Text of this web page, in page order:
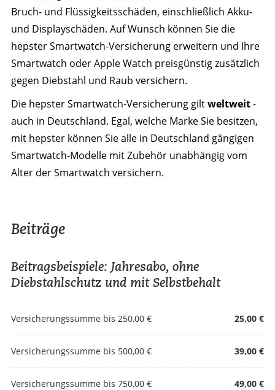
Bruch- und Flüssigkeitsschäden, einschließlich Akku-
und Displayschäden. Auf Wunsch können Sie die
hepster Smartwatch-Versicherung erweitern und Ihre
Smartwatch oder Apple Watch preisgünstig zusätzlich
gegen Diebstahl und Raub versichern.
Die hepster Smartwatch-Versicherung giltweltweit-
auch in Deutschland. Egal, welche Marke Sie besitzen,
mit hepster können Sie alle in Deutschland gängigen
Smartwatch-Modelle mit Zubehör unabhängig vom
Alter der Smartwatch versichern.
Beiträge
Beitragsbeispiele: Jahresabo, ohne
Diebstahlschutz und mit Selbstbehalt
Versicherungssumme bis 250,00 € 25,00 €
Versicherungssumme bis 500,00 € 39,00 €
Versicherungssumme bis 750,00 € 49,00 €